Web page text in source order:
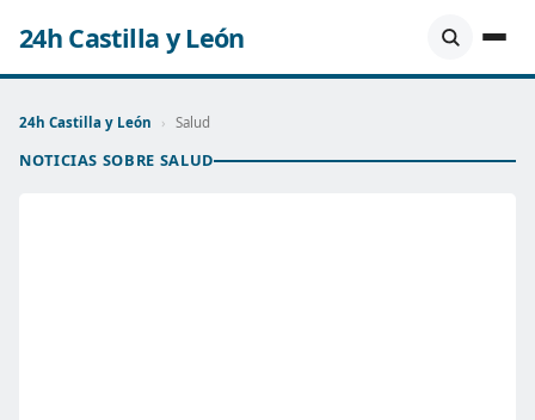
24h Castilla y León
24h Castilla y León › Salud
NOTICIAS SOBRE SALUD